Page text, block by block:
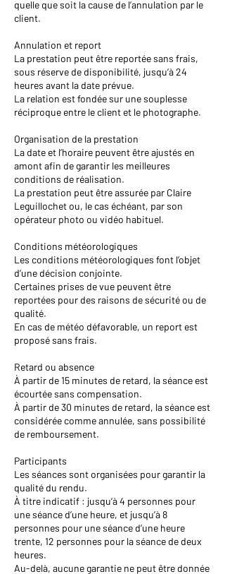
quelle que soit la cause de l’annulation par le
client.
Annulation et report
La prestation peut être reportée sans frais,
sous réserve de disponibilité, jusqu’à 24
heures avant la date prévue.
La relation est fondée sur une souplesse
réciproque entre le client et le photographe.
Organisation de la prestation
La date et l’horaire peuvent être ajustés en
amont afin de garantir les meilleures
conditions de réalisation.
La prestation peut être assurée par Claire
Leguillochet ou, le cas échéant, par son
opérateur photo ou vidéo habituel.
Conditions météorologiques
Les conditions météorologiques font l’objet
d’une décision conjointe.
Certaines prises de vue peuvent être
reportées pour des raisons de sécurité ou de
qualité.
En cas de météo défavorable, un report est
proposé sans frais.
Retard ou absence
À partir de 15 minutes de retard, la séance est
écourtée sans compensation.
À partir de 30 minutes de retard, la séance est
considérée comme annulée, sans possibilité
de remboursement.
Participants
Les séances sont organisées pour garantir la
qualité du rendu.
À titre indicatif : jusqu’à 4 personnes pour
une séance d’une heure, et jusqu’à 8
personnes pour une séance d’une heure
trente, 12 personnes pour la séance de deux
heures.
Au-delà, aucune garantie ne peut être donnée